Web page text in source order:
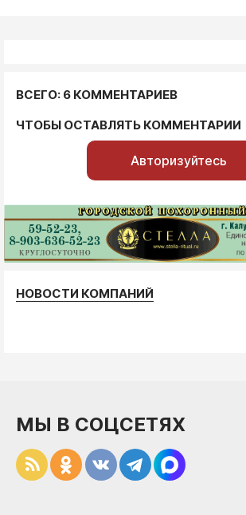
ВСЕГО: 6 КОММЕНТАРИЕВ
ЧТОБЫ ОСТАВЛЯТЬ КОММЕНТАРИИ
Авторизуйтесь
НОВОСТИ КОМПАНИЙ
МЫ В СОЦСЕТЯХ